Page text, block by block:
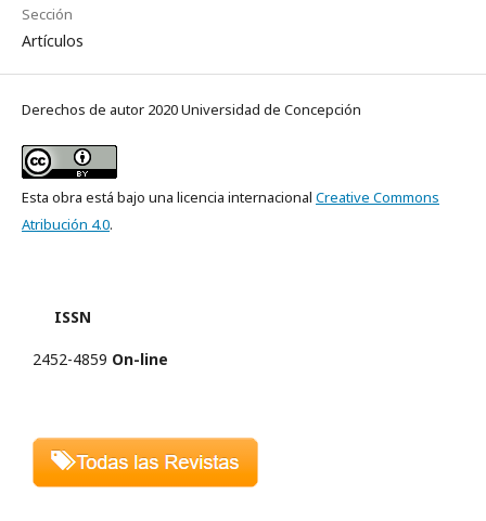
Sección
Artículos
Derechos de autor 2020 Universidad de Concepción
Esta obra está bajo una licencia internacional Creative Commons
Atribución 4.0.
ISSN
2452-4859 On-line